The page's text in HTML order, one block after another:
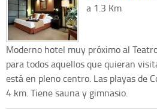
a 1.3 Km
Moderno hotel muy próximo al
para todos aquellos que quieran
está en pleno centro. Las playas de
4 km. Tiene sauna y gimnasio.